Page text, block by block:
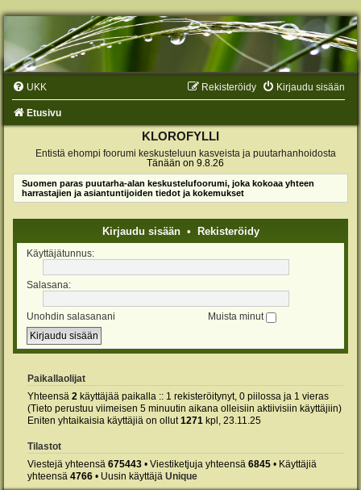
UKK Kirjaudu sisään
Rekisteröidy
Etusivu
KLOROFYLLI
Entistä ehompi foorumi keskusteluun kasveista ja puutarhanhoidosta
Tänään on 9.8.26
Suomen paras puutarha-alan keskustelufoorumi, joka kokoaa yhteen
harrastajien ja asiantuntijoiden tiedot ja kokemukset
Kirjaudu sisään• Rekisteröidy
Käyttäjätunnus:
Salasana:
Unohdin salasanani Muista minut
Paikallaolijat
Yhteensä 2 käyttäjää paikalla :: 1 rekisteröitynyt, 0 piilossa ja 1 vieras
(Tieto perustuu viimeisen 5 minuutin aikana olleisiin aktiivisiin käyttäjiin)
Eniten yhtaikaisia käyttäjiä on ollut1271 kpl, 23.11.25
Tilastot
Viestejä yhteensä 675443 • Viestiketjuja yhteensä 6845 • Käyttäjiä
yhteensä 4766 • Uusin käyttäjä Unique